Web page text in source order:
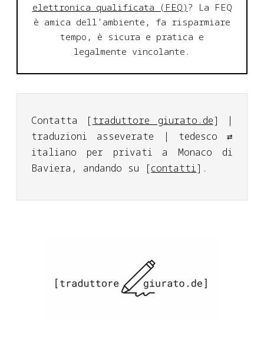
elettronica qualificata (FEQ) ? La FEQ
è amica dell’ambiente, fa risparmiare
tempo, è sicura e pratica e
legalmente vincolante.
Contatta [traduttore giurato.de] |
traduzioni asseverate | tedesco ⇄
italiano per privati a Monaco di
Baviera, andando su [contatti].